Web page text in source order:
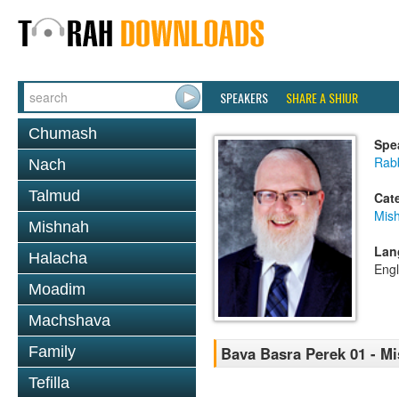
SPEAKERS SHARE A SHIUR
Chumash
Nach
Talmud
Mishnah
Halacha
Moadim
Machshava
Family
Tefilla
Bava Basra Perek 01 -